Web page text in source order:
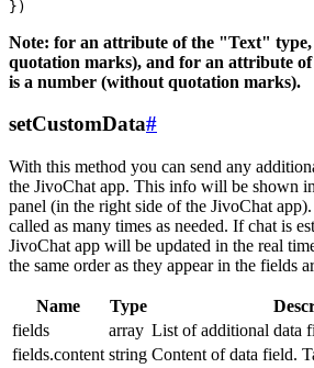
Note: for an attribute of the "Text" type,
quotation marks), and for an attribute
is a number (without quotation marks).
setCustomData#
With this method you can send any
the JivoChat app. This info will be shown
panel (in the right side of the JivoChat
called as many times as needed. If chat is
JivoChat app will be updated in the real
the same order as they appear in the fields
Name Type
fields
array List of additional data
fields.content string Content of data field.